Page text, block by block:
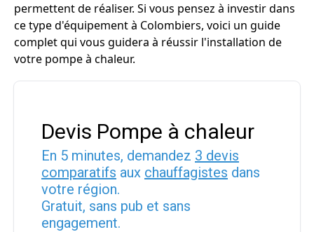
permettent de réaliser. Si vous pensez à investir dans
ce type d'équipement à Colombiers, voici un guide
complet qui vous guidera à réussir l'installation de
votre pompe à chaleur.
Devis Pompe à chaleur
En 5 minutes, demandez 3 devis
comparatifs aux chauffagistes dans
votre région.
Gratuit, sans pub et sans
engagement.